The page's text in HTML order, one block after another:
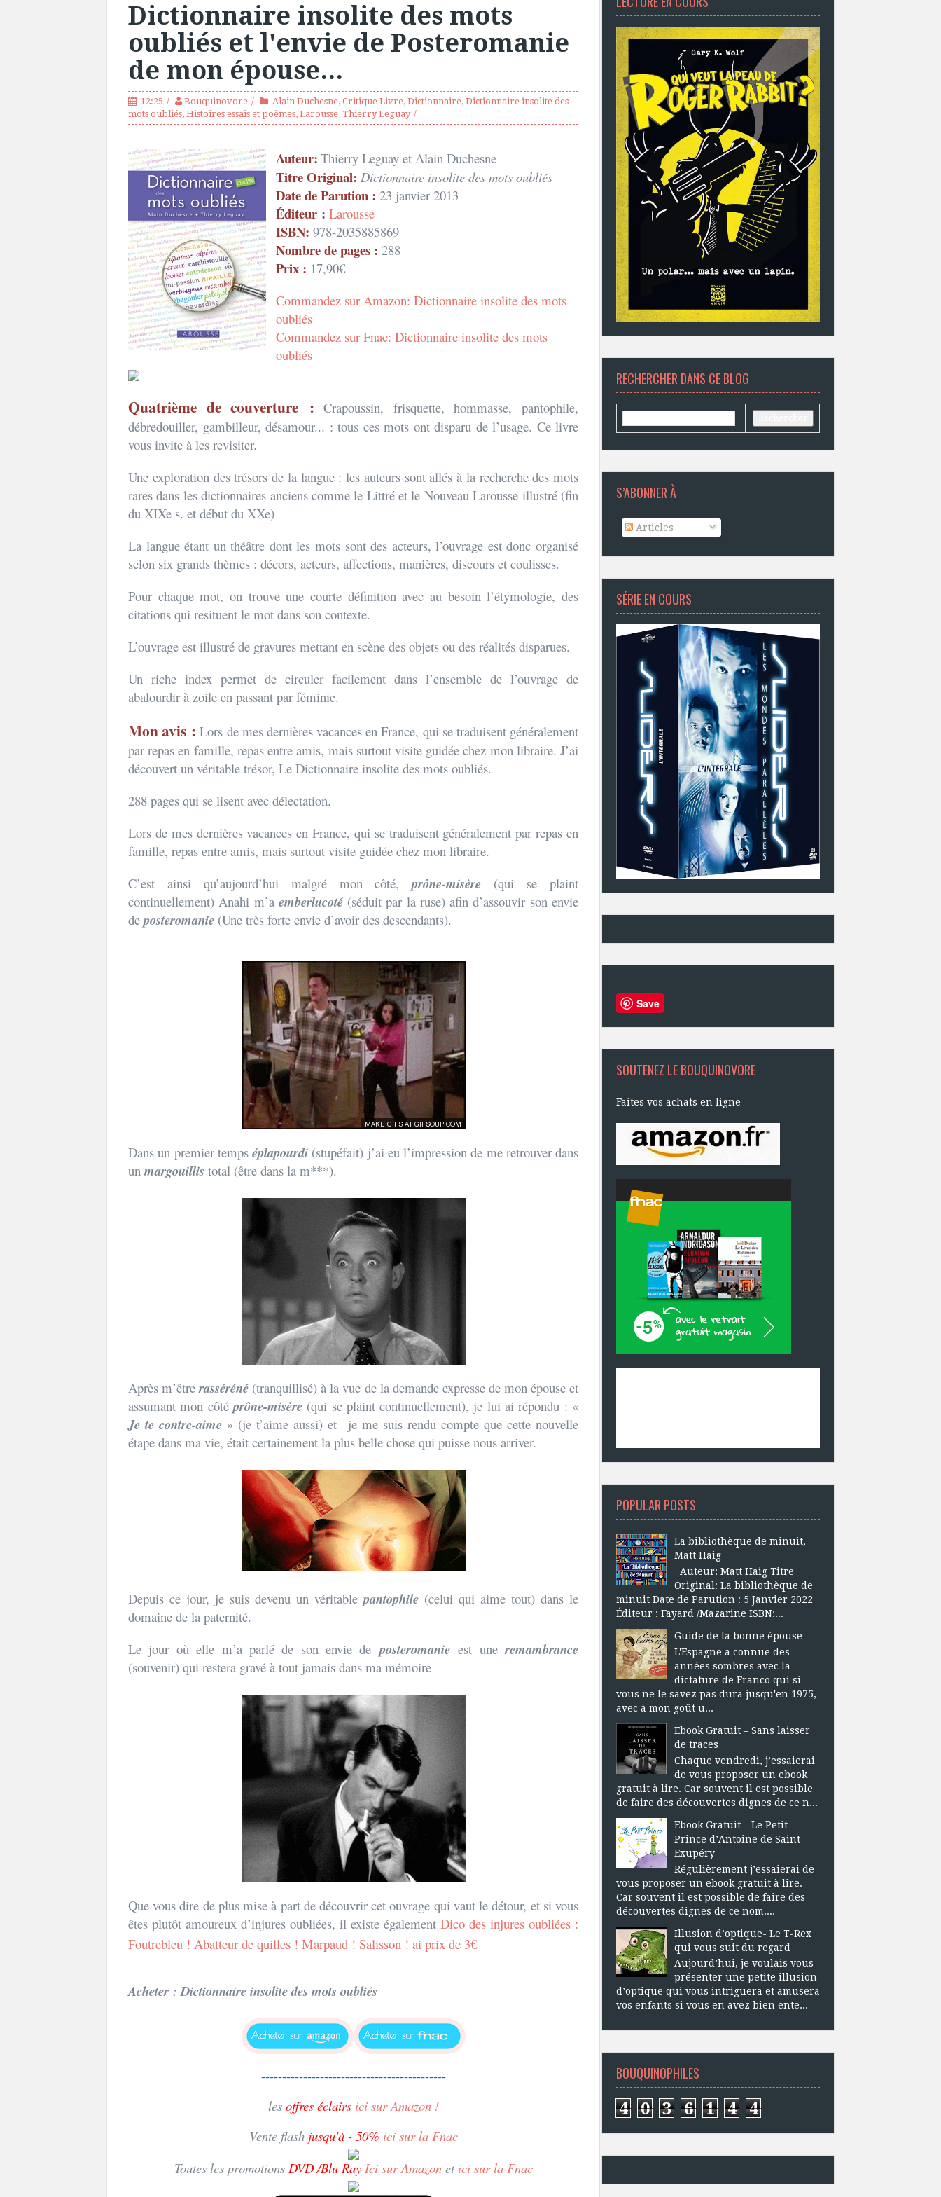
Dictionnaire insolite des mots
oubliés et l'envie de Posteromanie
de mon épouse...
12:25 Bouquinovore Alain Duchesne, Critique Livre, Dictionnaire, Dictionnaire insolite des
mots oubliés, Histoires essais et poèmes, Larousse, Thierry Leguay
Auteur: Thierry Leguay et Alain Duchesne
Titre Original: Dictionnaire insolite des mots oubliés
Date de Parution : 23 janvier 2013
Éditeur : Larousse
ISBN: 978-2035885869
Nombre de pages : 288
Prix : 17,90€
Commandez sur Amazon: Dictionnaire insolite des mots
oubliés
Commandez sur Fnac: Dictionnaire insolite des mots
oubliés
Quatrième de couverture :Crapoussin, frisquette, hommasse, pantophile,
débredouiller, gambilleur, désamour... : tous ces mots ont disparu de l’usage. Ce livre
vous invite à les revisiter.
Une exploration des trésors de la langue : les auteurs sont allés à la recherche des mots
rares dans les dictionnaires anciens comme le Littré et le Nouveau Larousse illustré (fin
du XIXe s. et début du XXe)
La langue étant un théâtre dont les mots sont des acteurs, l’ouvrage est donc organisé
selon six grands thèmes : décors, acteurs, affections, manières, discours et coulisses.
Pour chaque mot, on trouve une courte définition avec au besoin l’étymologie, des
citations qui resituent le mot dans son contexte.
L’ouvrage est illustré de gravures mettant en scène des objets ou des réalités disparues.
Un riche index permet de circuler facilement dans l’ensemble de l’ouvrage de
abalourdir à zoile en passant par féminie.
Mon avis : Lors de mes dernières vacances en France, qui se traduisent généralement
par repas en famille, repas entre amis, mais surtout visite guidée chez mon libraire. J’ai
découvert un véritable trésor, Le Dictionnaire insolite des mots oubliés.
288 pages qui se lisent avec délectation.
Lors de mes dernières vacances en France, qui se traduisent généralement par repas en
famille, repas entre amis, mais surtout visite guidée chez mon libraire.
C’est ainsi qu’aujourd’hui malgré mon côté,prône-misère (qui se plaint
continuellement) Anahi m’a emberlucoté(séduit par la ruse) afin d’assouvir son envie
deposteromanie (Une très forte envie d’avoir des descendants).
Dans un premier temps éplapourdi (stupéfait) j’ai eu l’impression de me retrouver dans
un margouillis total (être dans la m***).
Après m’êtrerasséréné (tranquillisé) à la vue de la demande expresse de mon épouse et
assumant mon côtéprône-misère (qui se plaint continuellement), je lui ai répondu : «
Je te contre-aime » (je t’aime aussi) et je me suis rendu compte que cette nouvelle
étape dans ma vie, était certainement la plus belle chose qui puisse nous arriver.
Depuis ce jour, je suis devenu un véritablepantophile (celui qui aime tout) dans le
domaine de la paternité.
Le jour où elle m’a parlé de son envie deposteromanieest uneremambrance
(souvenir) qui restera gravé à tout jamais dans ma mémoire
Que vous dire de plus mise à part de découvrir cet ouvrage qui vaut le détour, et si vous
êtes plutôt amoureux d’injures oubliées, il existe également Dico des injures oubliées :
Foutrebleu ! Abatteur de quilles ! Marpaud ! Salisson ! ai prix de 3€
Acheter : Dictionnaire insolite des mots oubliés
--------------------------------------------
les offres éclairs ici sur Amazon !
Vente flash jusqu'à - 50% ici sur la Fnac
Toutes les promotions DVD /Blu Ray Ici sur Amazonet ici sur la Fnac
RECHERCHER DANS CE BLOG
S’ABONNER À
Articles
SÉRIE EN COURS
Save
SOUTENEZ LE BOUQUINOVORE
Faites vos achats en ligne
POPULAR POSTS
La bibliothèque de minuit,
Matt Haig
Auteur: Matt Haig Titre
Original: La bibliothèque de
minuit Date de Parution : 5 Janvier 2022
Éditeur : Fayard /Mazarine ISBN:...
Guide de la bonne épouse
L'Espagne a connue des
années sombres avec la
dictature de Franco qui si
vous ne le savez pas dura jusqu'en 1975,
avec à mon goût u...
Ebook Gratuit – Sans laisser
de traces
Chaque vendredi, j’essaierai
de vous proposer un ebook
gratuit à lire. Car souvent il est possible
de faire des découvertes dignes de ce n...
Ebook Gratuit – Le Petit
Prince d’Antoine de Saint-
Exupéry
Régulièrement j’essaierai de
vous proposer un ebook gratuit à lire.
Car souvent il est possible de faire des
découvertes dignes de ce nom....
Illusion d’optique- Le T-Rex
qui vous suit du regard
Aujourd’hui, je voulais vous
présenter une petite illusion
d’optique qui vous intriguera et amusera
vos enfants si vous en avez bien ente...
BOUQUINOPHILES
4 0 3 6 1 4 4